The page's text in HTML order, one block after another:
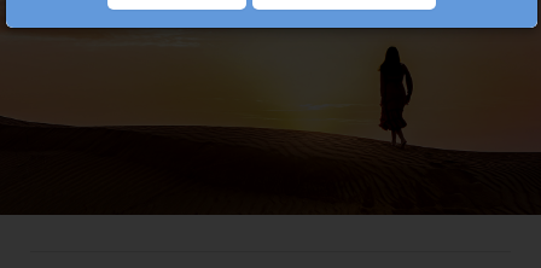
LA SCUOLA